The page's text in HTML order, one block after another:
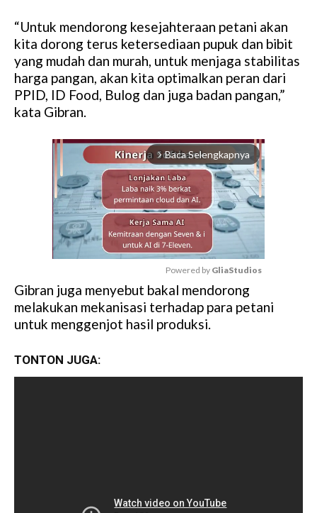
“Untuk mendorong kesejahteraan petani akan
kita dorong terus ketersediaan pupuk dan bibit
yang mudah dan murah, untuk menjaga stabilitas
harga pangan, akan kita optimalkan peran dari
PPID, ID Food, Bulog dan juga badan pangan,”
kata Gibran.
arrow_forward_ios Baca Selengkapnya
M
u
Powered by GliaStudios
Gibran juga menyebut bakal mendorong
melakukan mekanisasi terhadap para petani
untuk menggenjot hasil produksi.
TONTON JUGA: